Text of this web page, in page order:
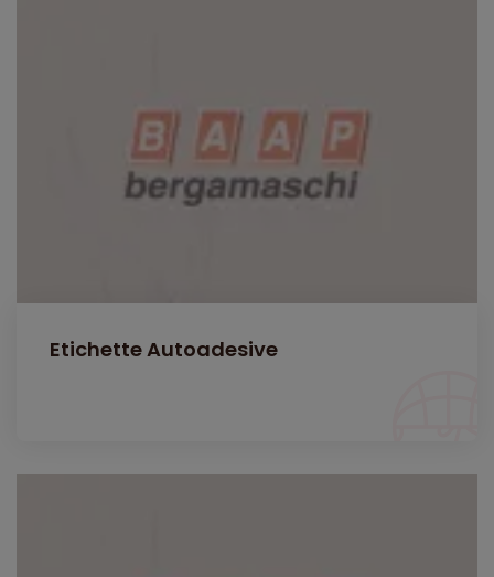
Etichette Autoadesive